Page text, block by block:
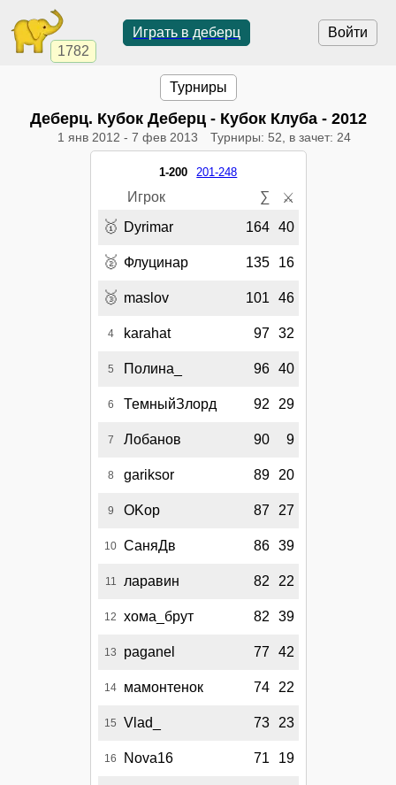
1782
Войти
Играть в деберц
Турниры
Деберц. Кубок Деберц - Кубок Клуба - 2012
1 янв 2012 - 7 фев 2013 Турниры: 52, в зачет: 24
1-200 201-248
Игрок ∑ ⚔
🥇 Dyrimar 164 40
🥈 Флуцинар 135 16
🥉 maslov 101 46
4 karahat 97 32
5 Полина_ 96 40
6 ТемныйЗлорд 92 29
7 Лобанов 90 9
8 gariksor 89 20
9 OKop 87 27
10 СаняДв 86 39
11 ларавин 82 22
12 хома_брут 82 39
13 paganel 77 42
14 мамонтенок 74 22
15 Vlad_ 73 23
16 Nova16 71 19